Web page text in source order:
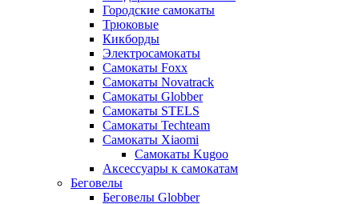
Городские самокаты
Трюковые
Кикборды
Электросамокаты
Самокаты Foxx
Самокаты Novatrack
Самокаты Globber
Самокаты STELS
Самокаты Techteam
Самокаты Xiaomi
Самокаты Kugoo
Аксессуары к самокатам
Беговелы
Беговелы Globber